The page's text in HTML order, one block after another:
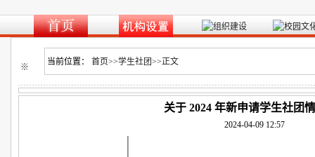
※
当前位置： 首页>>学生社团>>正文
关于 2024 年新申请学生社团
2024-04-09 12:57